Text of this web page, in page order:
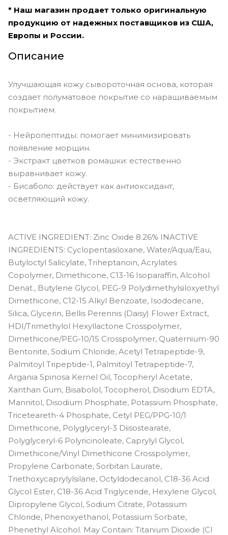
* Наш магазин продает только оригинальную
продукцию от надежных поставщиков из США,
Европы и России.
Описание
Улучшающая кожу сывороточная основа, которая
создает полуматовое покрытие со наращиваемым
покрытием.
- Нейропептиды: помогает минимизировать
появление морщин.
- Экстракт цветков ромашки: естественно
выравнивает кожу.
- Бисаболо: действует как антиоксидант,
осветляющий кожу.
ACTIVE INGREDIENT: Zinc Oxide 8.26% INACTIVE
INGREDIENTS: Cyclopentasiloxane, Water/Aqua/Eau,
Butyloctyl Salicylate, Triheptanoin, Acrylates
Copolymer, Dimethicone, C13-16 Isoparaffin, Alcohol
Denat., Butylene Glycol, PEG-9 Polydimethylsiloxyethyl
Dimethicone, C12-15 Alkyl Benzoate, Isododecane,
Silica, Glycerin, Bellis Perennis (Daisy) Flower Extract,
HDI/Trimethylol Hexyllactone Crosspolymer,
Dimethicone/PEG-10/15 Crosspolymer, Quaternium-90
Bentonite, Sodium Chloride, Acetyl Tetrapeptide-9,
Palmitoyl Tripeptide-1, Palmitoyl Tetrapeptide-7,
Argania Spinosa Kernel Oil, Tocopheryl Acetate,
Xanthan Gum, Bisabolol, Tocopherol, Disodium EDTA,
Mannitol, Disodium Phosphate, Potassium Phosphate,
Triceteareth-4 Phosphate, Cetyl PEG/PPG-10/1
Dimethicone, Polyglyceryl-3 Diisostearate,
Polyglyceryl-6 Polyricinoleate, Caprylyl Glycol,
Dimethicone/Vinyl Dimethicone Crosspolymer,
Propylene Carbonate, Sorbitan Laurate,
Triethoxycaprylylsilane, Octyldodecanol, C18-36 Acid
Glycol Ester, C18-36 Acid Triglyceride, Hexylene Glycol,
Dipropylene Glycol, Sodium Citrate, Potassium
Chloride, Phenoxyethanol, Potassium Sorbate,
Phenethyl Alcohol. May Contain: Titanium Dioxide (CI